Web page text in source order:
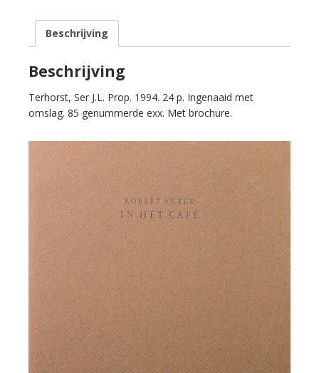
café.
aantalBeschrijving
Beschrijving
Terhorst, Ser J.L. Prop. 1994. 24 p. Ingenaaid met
omslag. 85 genummerde exx. Met brochure.